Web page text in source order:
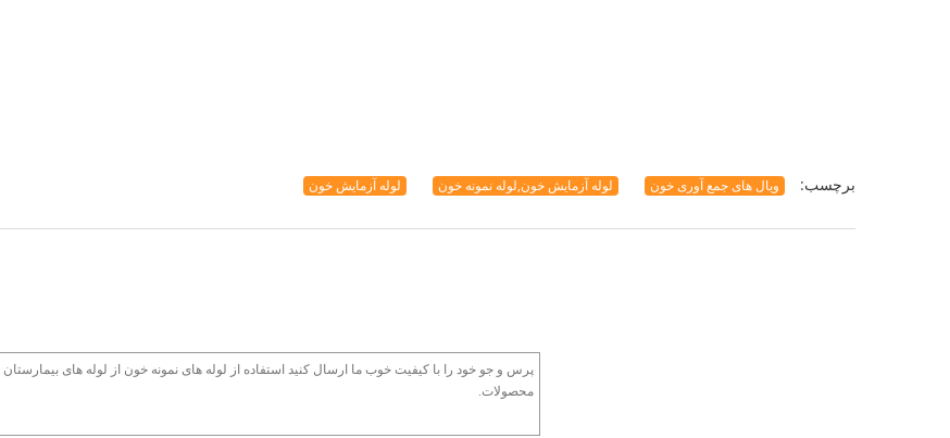
برچسب: ویال های جمع آوری خون لوله آزمایش خون,لوله نمونه خون لوله آزمایش خون